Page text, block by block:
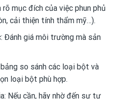
mục đích của việc phun phủ
cải thiện tính thẩm mỹ…).
Đánh giá môi trường mà sản
so sánh các loại bột và
loại bột phù hợp.
Nếu cần, hãy nhờ đến sự tư